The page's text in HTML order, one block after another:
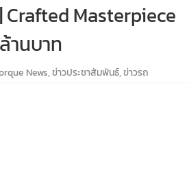
RT ครั้งแรกในสนามแข่ง
X “THE NEXT PEAK” ระยะทางร
ถนนขึ้นดอย ส่งท้ายปีกับทริปดีต่อใจ
Crafted Masterpiece
านบาท
News,ข่าวประชาสัมพันธ์,ข่าวรถ